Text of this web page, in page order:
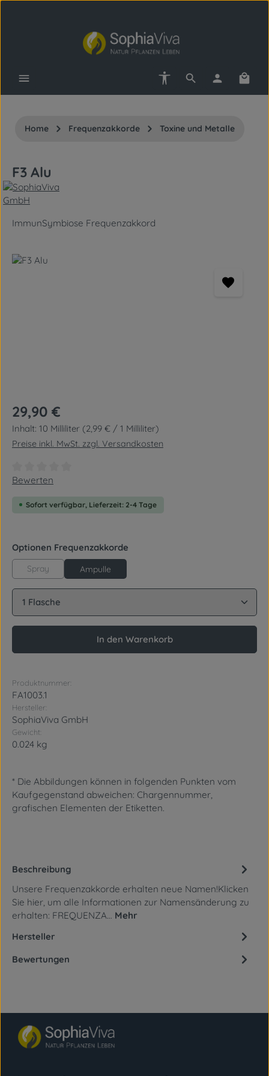
Zum Hauptinhalt springen
Werkzeugleiste anzeigen
Home Frequenzakkorde Toxine und Metalle
F3 Alu
ImmunSymbiose Frequenzakkord
Bildergalerie überspringen
Regulärer Preis:
29,90 €
Inhalt: 10 Milliliter (2,99 € / 1 Milliliter)
Preise inkl. MwSt. zzgl. Versandkosten
Durchschnittliche Bewertung von 0 von 5 Sternen
Bewerten
Sofort verfügbar, Lieferzeit: 2-4 Tage
Optionen Frequenzakkorde
Spray Ampulle
Produkt Anzahl: Gib den gewünschten Wert ein
In den Warenkorb
Produktnummer:
FA1003.1
Hersteller:
SophiaViva GmbH
Gewicht:
0.024 kg
* Die Abbildungen können in folgenden Punkten vom
Kaufgegenstand abweichen: Chargennummer,
grafischen Elementen der Etiketten.
Beschreibung
Unsere Frequenzakkorde erhalten neue Namen!Klicken
Sie hier, um alle Informationen zur Namensänderung zu
erhalten: FREQUENZA… Mehr
Hersteller
Bewertungen